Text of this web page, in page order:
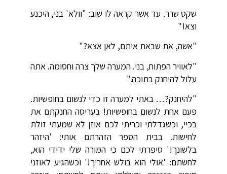
שקט שרר. עד אשר קראה לו שוב: "וולא' בני, היכנע
וצא!"
"אשה, את שבאת איתם, לאן אצא?"
"לאוויר הפתוח, בני. המערה שלך צרה וחסומה. אתה
עלול להיחנק בתוכה."
"להיחנק?… באתי למערה זו כדי לנשום בחופשיות.
פעם אחת לנשום בחופשיות! בעריסה החנקתם את
בכיי, וכשגדלתי וכריתי לכם אוזן לא שמעתי זולת
לחישות. בבית הספר הזהרתם אותי: 'היזהר
בלשונך!' סיפרתי לכם כי המורה שלי ידידי הוא,
לחשתם: 'אולי הוא בולש אחריך!' וכשהגיע לאוזני